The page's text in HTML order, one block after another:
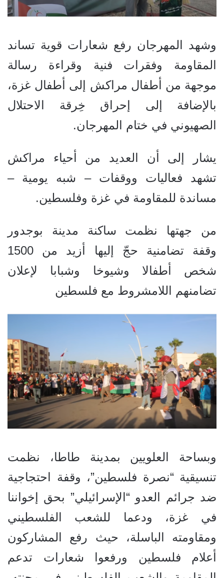
وشهد المهرجان رفع شعارات قوية تساند
المقاومة وفقرات فنية وقراءة رسالة
موجهة من أطفال مراكش إلى أطفال غزة،
بالإضافة إلى إحراق خِرقة الاحتلال
الصهيوني في ختام المهرجان.
يشار إلى أن العديد من أحياء مراكش
تشهد فعاليات ووقفات – شبه يومية –
مساندة للمقاومة في غزة وفلسطين.
من جهتها نظمت ساكنة مدينة بوجدور
وقفة تضامنية حجّ إليها أزيد من 1500
شخص أطفالا وشيوخا وشبابا لإعلان
تضامنهم اللامشروط مع فلسطين
وبساحة العلويين بمدينة طاطا، نظمت
تنسيقية “نصرة فلسطين”، وقفة احتجاجية
ضد جرائم العدو “الإسرائيلي” بحق إخواننا
في غزة، ودعما للشعب الفلسطيني
ومقاومته الباسلة، حيث رفع المشاركون
أعلام فلسطين ورفعوا شعارات تدعم